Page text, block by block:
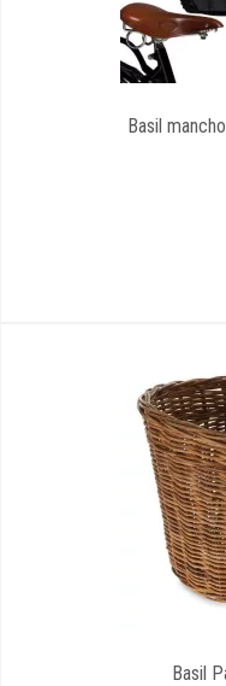
Basil
Basil